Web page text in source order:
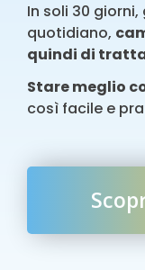
In soli 30
quotidiano,
quindi di
Stare meglio
così facile e